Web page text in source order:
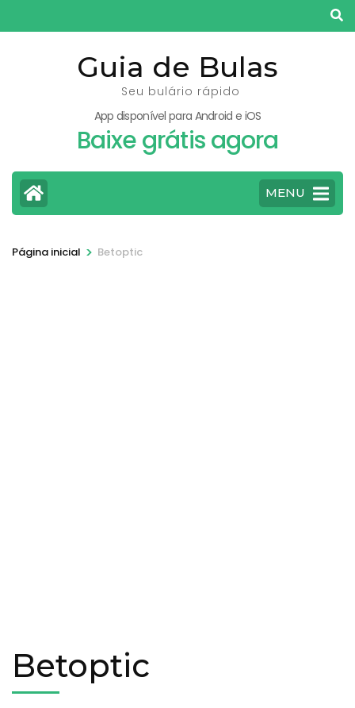
para
Guia de Bulas
Seu bulário rápido
App disponível para Android e iOS
Baixe grátis agora
MENU
Página inicial > Betoptic
Betoptic